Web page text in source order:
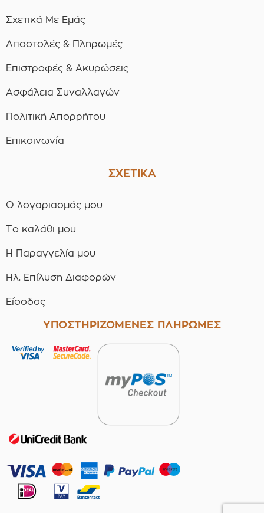
Σχετικά Με Εμάς
Αποστολές & Πληρωμές
Επιστροφές & Ακυρώσεις
Ασφάλεια Συναλλαγών
Πολιτική Απορρήτου
Επικοινωνία
ΣΧΕΤΙΚΑ
Ο λογαριασμός μου
Το καλάθι μου
Η Παραγγελία μου
Ηλ. Επίλυση Διαφορών
Είσοδος
ΥΠΟΣΤΗΡΙΖΟΜΕΝΕΣ ΠΛΗΡΩΜΕΣ